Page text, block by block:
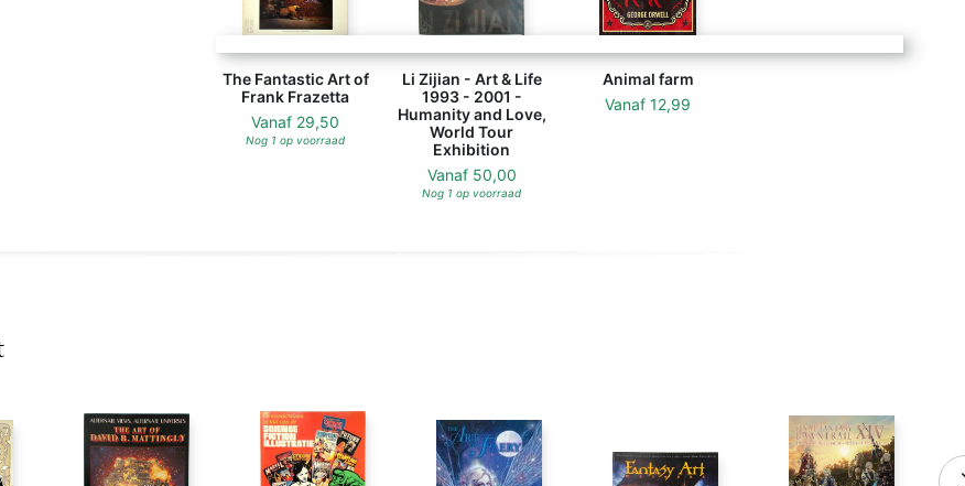
The Fantastic Art of
Frank Frazetta
Vanaf 29,50
Nog 1 op voorraad
Li Zijian - Art & Life
1993 - 2001 -
Humanity and Love,
World Tour
Exhibition
Vanaf 50,00
Nog 1 op voorraad
Animal farm
Vanaf 12,99